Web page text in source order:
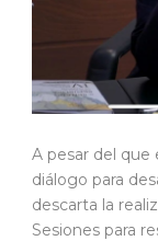
A pesar del que
diálogo para
descarta la
Sesiones para